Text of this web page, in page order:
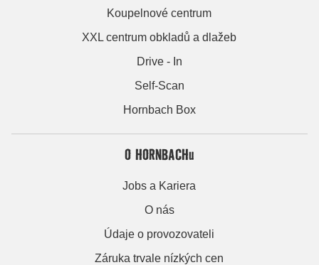
Koupelnové centrum
XXL centrum obkladů a dlažeb
Drive - In
Self-Scan
Hornbach Box
O HORNBACHu
Jobs a Kariera
O nás
Údaje o provozovateli
Záruka trvale nízkých cen